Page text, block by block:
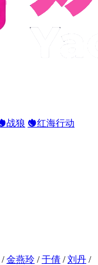
战狼 红海行动
/金燕玲 /于倩 /刘丹 /